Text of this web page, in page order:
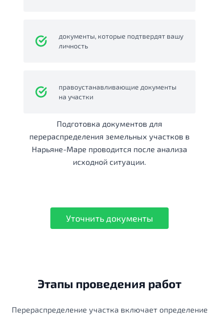
документы, которые подтвердят вашу
личность
правоустанавливающие документы
на участки
Подготовка документов для
перераспределения земельных участков в
Нарьяне-Маре проводится после анализа
исходной ситуации.
Уточнить документы
Этапы проведения работ
Перераспределение участка включает определение